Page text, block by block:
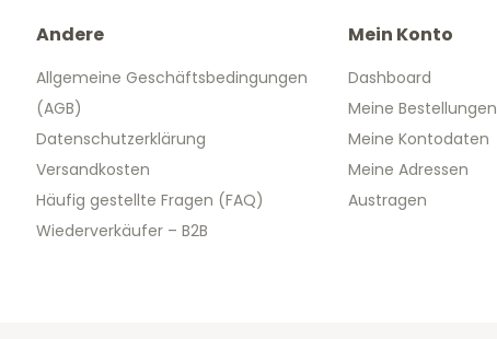
Andere
Allgemeine Geschäftsbedingungen
(AGB)
Datenschutzerklärung
Versandkosten
Häufig gestellte Fragen (FAQ)
Wiederverkäufer – B2B
Mein Konto
Dashboard
Meine Bestellungen
Meine Kontodaten
Meine Adressen
Austragen